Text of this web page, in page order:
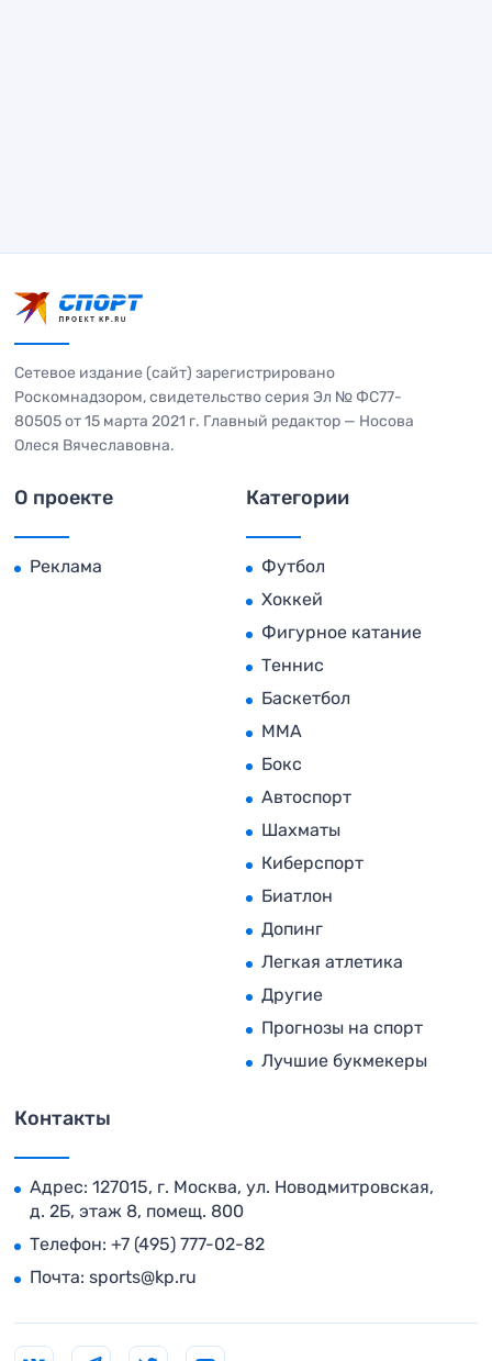
Сетевое издание (сайт) зарегистрировано
Роскомнадзором, свидетельство серия Эл № ФС77-
80505 от 15 марта 2021 г. Главный редактор — Носова
Олеся Вячеславовна.
О проекте
Реклама
Категории
Футбол
Хоккей
Фигурное катание
Теннис
Баскетбол
MMA
Бокс
Автоспорт
Шахматы
Киберспорт
Биатлон
Допинг
Легкая атлетика
Другие
Прогнозы на спорт
Лучшие букмекеры
Контакты
Адрес: 127015, г. Москва, ул. Новодмитровская,
д. 2Б, этаж 8, помещ. 800
Телефон: +7 (495) 777-02-82
Почта: sports@kp.ru